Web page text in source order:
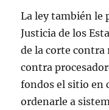
La ley también le
Justicia de los
de la corte contra
contra
fondos el sitio en
ordenarle a